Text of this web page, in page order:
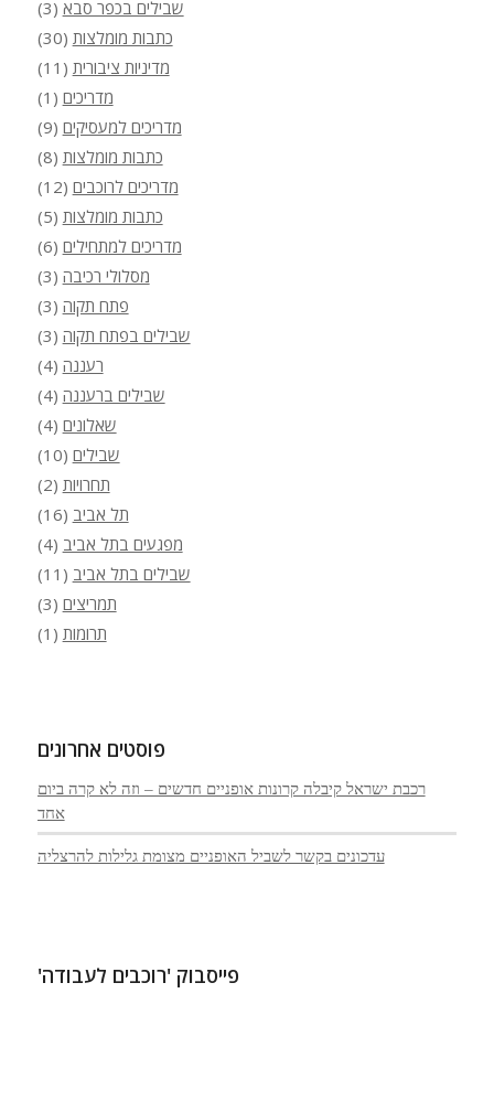
שבילים בכפר סבא (3)
כתבות מומלצות (30)
מדיניות ציבורית (11)
מדריכים (1)
מדריכים למעסיקים (9)
כתבות מומלצות (8)
מדריכים לרוכבים (12)
כתבות מומלצות (5)
מדריכים למתחילים (6)
מסלולי רכיבה (3)
פתח תקוה (3)
שבילים בפתח תקוה (3)
רעננה (4)
שבילים ברעננה (4)
שאלונים (4)
שבילים (10)
תחרויות (2)
תל אביב (16)
מפגעים בתל אביב (4)
שבילים בתל אביב (11)
תמריצים (3)
תרומות (1)
פוסטים אחרונים
רכבת ישראל קיבלה קרונות אופניים חדשים – וזה לא קרה ביום
אחד
עדכונים בקשר לשביל האופניים מצומת גלילות להרצליה
פייסבוק 'רוכבים לעבודה'